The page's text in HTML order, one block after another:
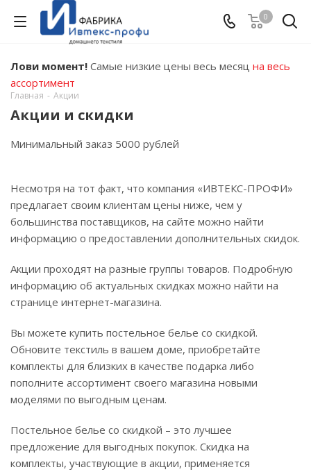
0
Лови момент! Самые низкие цены весь месяц на весь
ассортимент
Главная - Акции
Акции и скидки
Минимальный заказ 5000 рублей
Несмотря на тот факт, что компания «ИВТЕКС-ПРОФИ»
предлагает своим клиентам цены ниже, чем у
большинства поставщиков, на сайте можно найти
информацию о предоставлении дополнительных скидок.
Акции проходят на разные группы товаров. Подробную
информацию об актуальных скидках можно найти на
странице интернет-магазина.
Вы можете купить постельное белье со скидкой.
Обновите текстиль в вашем доме, приобретайте
комплекты для близких в качестве подарка либо
пополните ассортимент своего магазина новыми
моделями по выгодным ценам.
Постельное белье со скидкой – это лучшее
предложение для выгодных покупок. Скидка на
комплекты, участвующие в акции, применяется